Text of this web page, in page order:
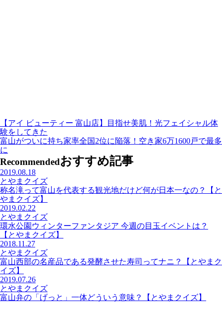
【アイ ビューティー 富山店】目指せ美肌！光フェイシャル体
験をしてきた
富山がついに持ち家率全国2位に陥落！空き家6万1600戸で最多
に
Recommendedおすすめ記事
2019.08.18
とやまクイズ
称名滝って富山を代表する観光地だけど何が日本一なの？【と
やまクイズ】
2019.02.22
とやまクイズ
環水公園ウィンターファンタジア 今週の目玉イベントは？
【とやまクイズ】
2018.11.27
とやまクイズ
富山西部の名産品である発酵させた寿司ってナニ？【とやまク
イズ】
2019.07.26
とやまクイズ
富山弁の「げっと」一体どういう意味？【とやまクイズ】